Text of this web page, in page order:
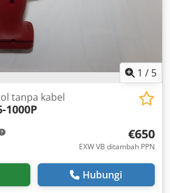
1 / 5
tanpa kabel
1000P
€650
EXW VB ditambah PPN
Hubungi